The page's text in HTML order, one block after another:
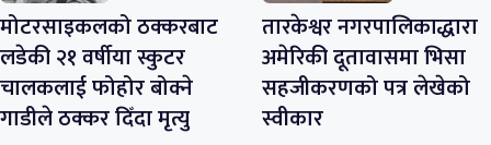
मोटरसाइकलको ठक्करबाट
लडेकी २१ वर्षीया स्कुटर
चालकलाई फोहोर बोक्ने
गाडीले ठक्कर दिँदा मृत्यु
तारकेश्वर नगरपालिकाद्धारा
अमेरिकी दूतावासमा भिसा
सहजीकरणको पत्र लेखेको
स्वीकार